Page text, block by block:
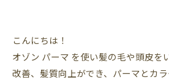
こんにちは！
オゾン パーマ を使い髪の毛や頭皮を
改善、髪質向上ができ、パーマとカ